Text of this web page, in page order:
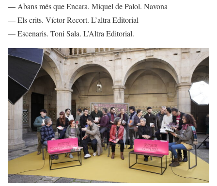
— Abans més que Encara. Miquel de Palol. Navona
— Els crits. Víctor Recort. L’altra Editorial
— Escenaris. Toni Sala. L’Altra Editorial.